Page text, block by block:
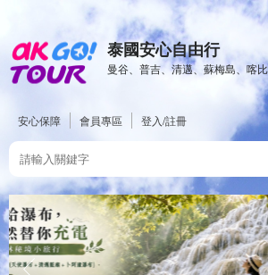
泰國安心自由行
曼谷、普吉、清邁、蘇梅島、喀
安心保障 會員專區 登入/註冊